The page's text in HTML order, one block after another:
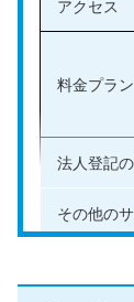
が充実して
行サービ
ーズに進
アクセス
料金プラン
法人登記
その他の